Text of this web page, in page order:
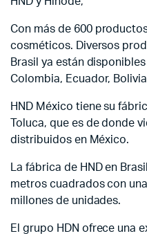
Con más de 600
cosméticos. Diversos
Brasil ya están
Colombia, Ecuador,
HND México tiene su
Toluca, que es de donde
distribuidos en México.
La fábrica de HND en
metros cuadrados con
millones de unidades.
El grupo HDN ofrece una